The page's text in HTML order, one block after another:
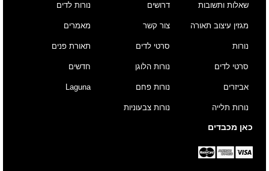
שאלות ותשובות
מגזין עיצוב תאורה
דרושים
צור קשר
נורות לדים
מאמרים
נורות
סרטי לדים
אביזרים
נורות תלייה
סרטי לדים
נורות הלוגן
נורות פחם
נורות צבעוניות
תאורת פנים
חדשים
Laguna
כאן מכבדים